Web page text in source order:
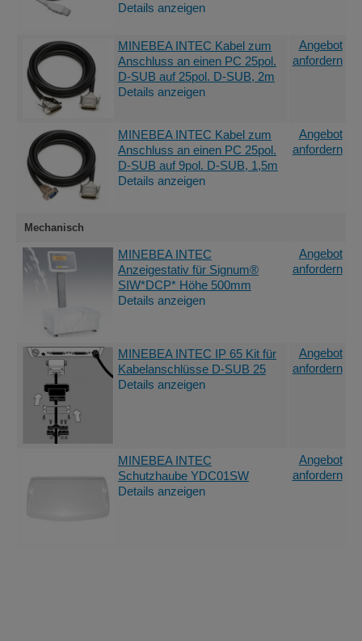
Details anzeigen
MINEBEA INTEC Kabel zum
Anschluss an einen PC 25pol.
D-SUB auf 25pol. D-SUB, 2m
Details anzeigen
Angebot
anfordern
MINEBEA INTEC Kabel zum
Anschluss an einen PC 25pol.
D-SUB auf 9pol. D-SUB, 1,5m
Details anzeigen
Angebot
anfordern
Mechanisch
MINEBEA INTEC
Anzeigestativ für Signum®
SIW*DCP* Höhe 500mm
Details anzeigen
Angebot
anfordern
MINEBEA INTEC IP 65 Kit für
Kabelanschlüsse D-SUB 25
Details anzeigen
Angebot
anfordern
MINEBEA INTEC
Schutzhaube YDC01SW
Details anzeigen
Angebot
anfordern